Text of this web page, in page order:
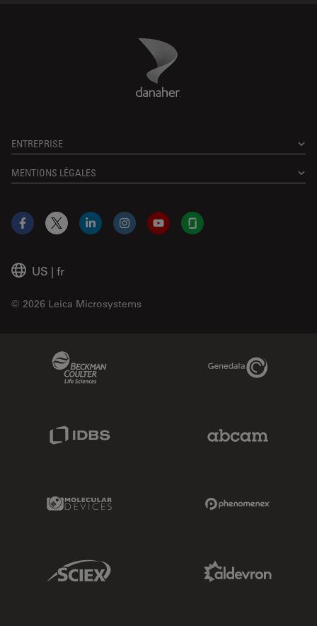
Danaher Logo
ENTREPRISE
MENTIONS LÉGALES
US | fr
© 2026 Leica Microsystems
Facebook
X LinkedInInstagramYouTubeGlassdoor
Genedata Link
Molecular Devices Link
Sciex Link